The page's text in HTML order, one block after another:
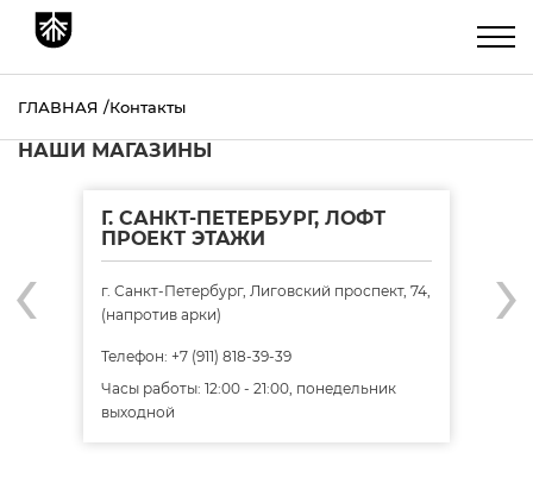
ГЛАВНАЯ Контакты
НАШИ МАГАЗИНЫ
Г. САНКТ-ПЕТЕРБУРГ, ЛОФТ
ПРОЕКТ ЭТАЖИ
г. Санкт-Петербург, Лиговский проспект, 74,
(напротив арки)
Телефон: +7 (911) 818-39-39
Часы работы: 12:00 - 21:00, понедельник
выходной
г.
‹ ›